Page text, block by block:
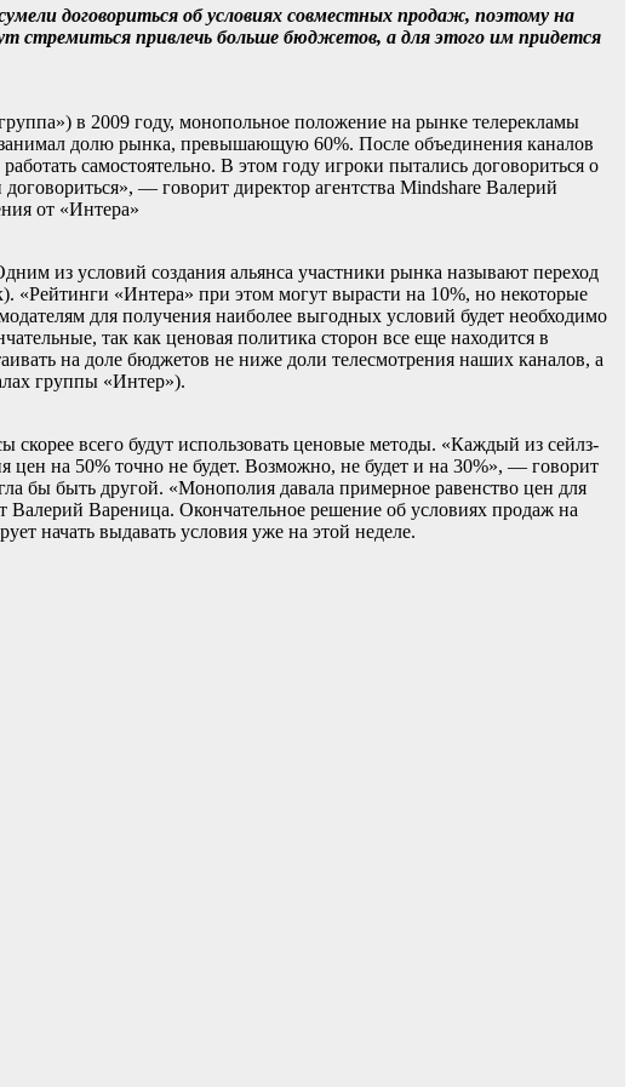
договориться об условиях совместных продаж, поэтому на
стремиться привлечь больше бюджетов, а для этого им придется
в 2009 году, монопольное положение на рынке телерекламы
долю рынка, превышающую 60%. После объединения каналов
самостоятельно. В этом году игроки пытались договориться о
— говорит директор агентства Mindshare Валерий
от «Интера»
из условий создания альянса участники рынка называют переход
«Рейтинги «Интера» при этом могут вырасти на 10%, но некоторые
для получения наиболее выгодных условий будет необходимо
так как ценовая политика сторон все еще находится в
на доле бюджетов не ниже доли телесмотрения наших каналов, а
группы «Интер»).
всего будут использовать ценовые методы. «Каждый из сейлз-
на 50% точно не будет. Возможно, не будет и на 30%», — говорит
бы быть другой. «Монополия давала примерное равенство цен для
Валерий Вареница. Окончательное решение об условиях продаж на
начать выдавать условия уже на этой неделе.